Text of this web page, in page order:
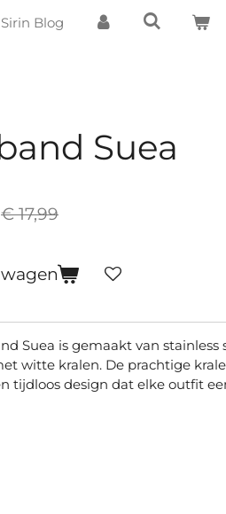
Sirin Blog
Suea
€ 17,99
Suea is gemaakt van stainless
witte kralen. De prachtige
tijdloos design dat elke outfit